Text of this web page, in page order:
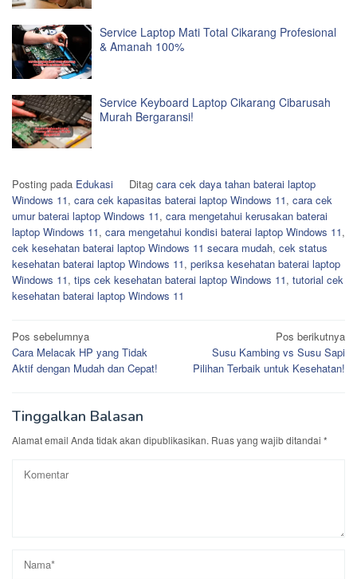
Service Laptop Mati Total Cikarang Profesional
& Amanah 100%
Service Keyboard Laptop Cikarang Cibarusah
Murah Bergaransi!
Posting pada Edukasi Ditag cara cek daya tahan baterai laptop
Windows 11, cara cek kapasitas baterai laptop Windows 11, cara cek
umur baterai laptop Windows 11, cara mengetahui kerusakan baterai
laptop Windows 11, cara mengetahui kondisi baterai laptop Windows 11,
cek kesehatan baterai laptop Windows 11 secara mudah, cek status
kesehatan baterai laptop Windows 11, periksa kesehatan baterai laptop
Windows 11, tips cek kesehatan baterai laptop Windows 11, tutorial cek
kesehatan baterai laptop Windows 11
Navigasi
pos
Pos sebelumnya
Cara Melacak HP yang Tidak
Aktif dengan Mudah dan Cepat!
Pos berikutnya
Susu Kambing vs Susu Sapi
Pilihan Terbaik untuk Kesehatan!
Tinggalkan Balasan
Alamat email Anda tidak akan dipublikasikan. Ruas yang wajib ditandai *